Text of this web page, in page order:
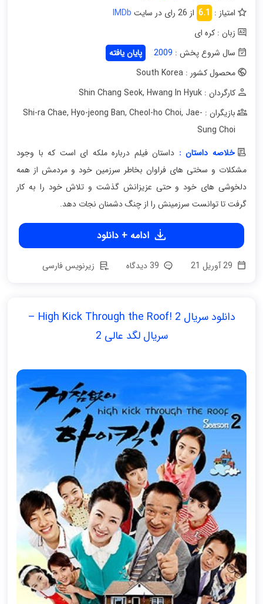
امتیاز : 6.1 از 26 رای در سایت
IMDb
زبان : کره ای
سال شروع پخش : 2009
پایان یافته
محصول کشور : South Korea
کارگردان : Shin Chang Seok
, Hwang In Hyuk
بازیگران : Shi-ra Chae
, Hyo-jeong Ban, Cheol-ho Choi, Jae-
Sung Choi
خلاصه داستان : داستان فیلم درباره ملکه ای است که با وجود
مشکلات و سختی های فراوان بخاطر سرزمین خود و مردمش از همه
دلخوشی های خود و حتی عزیزانش گذشت و تلاش خود را به کار
گرفت تا توانست سرزمینش را از چنگ دشمنان نجات دهد.
ادامه + دانلود
زیرنویس فارسی
دانلود سریال High Kick Through the Roof! 2 –
سریال لگد عالی 2